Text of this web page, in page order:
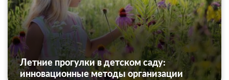
Летние прогулки в детском саду:
инновационные методы организации